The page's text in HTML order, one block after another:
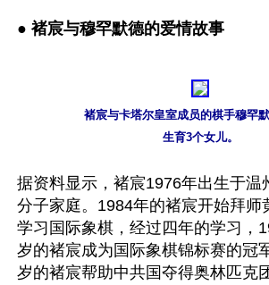
● 褚宸与穆罕默德的爱情故事
褚宸与卡塔尔皇室成员的棋手穆罕
生育3个女儿。
据资料显示，褚宸1976年出生于温
分子家庭。1984年的褚宸开始拜师
学习国际象棋，经过四年的学习，
岁的褚宸成为国际象棋锦标赛的冠
岁的褚宸帮助中共国夺得奥林匹克